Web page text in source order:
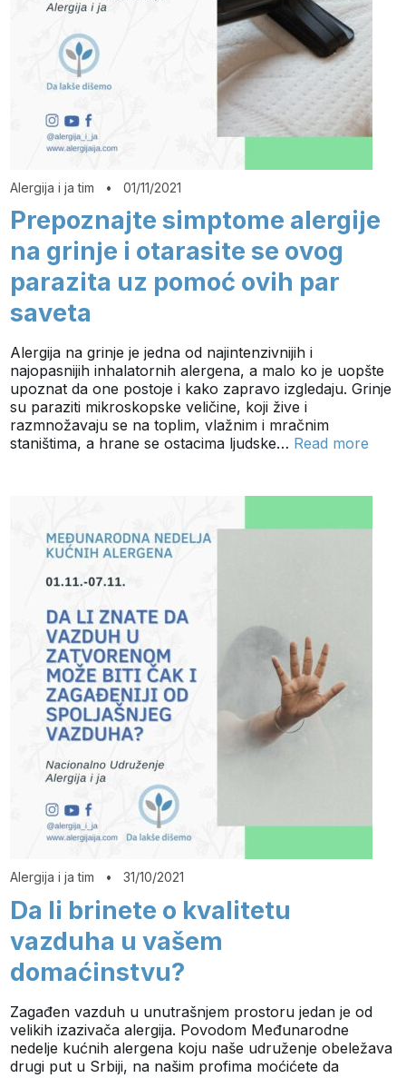
Alergija i ja tim •01/11/2021
Prepoznajte simptome alergije
na grinje i otarasite se ovog
parazita uz pomoć ovih par
saveta
Alergija na grinje je jedna od najintenzivnijih i
najopasnijih inhalatornih alergena, a malo ko je uopšte
upoznat da one postoje i kako zapravo izgledaju. Grinje
su paraziti mikroskopske veličine, koji žive i
razmnožavaju se na toplim, vlažnim i mračnim
staništima, a hrane se ostacima ljudske… Read more
Alergija i ja tim •31/10/2021
Da li brinete o kvalitetu
vazduha u vašem
domaćinstvu?
Zagađen vazduh u unutrašnjem prostoru jedan je od
velikih izazivača alergija. Povodom Međunarodne
nedelje kućnih alergena koju naše udruženje obeležava
drugi put u Srbiji, na našim profima moćićete da